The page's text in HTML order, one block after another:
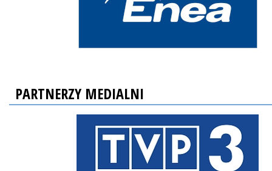
PARTNERZY MEDIALNI